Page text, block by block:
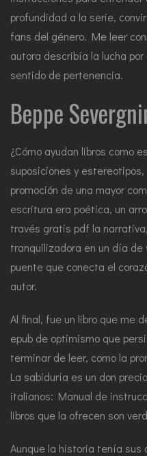
profundidad a la serie,
fans del género. Me leer
autora describía la lucha
sentido de pertenencia.
Beppe
¿Cómo ayudan libros como
suposiciones y
promoción de una mayor
escritura era poética, un
través gratis pdf la
tranquilizadora en un día de
puente que conecta el
autor.
Al final, fue un libro que me
epub de optimismo que
terminar de leer, como la
La sabiduría es un don
italianos: Manual de
libros que la ofrecen son
Aunque la historia tenía